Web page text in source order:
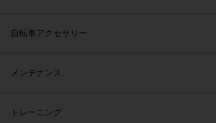
自転車アクセサリー
メンテナンス
トレーニング